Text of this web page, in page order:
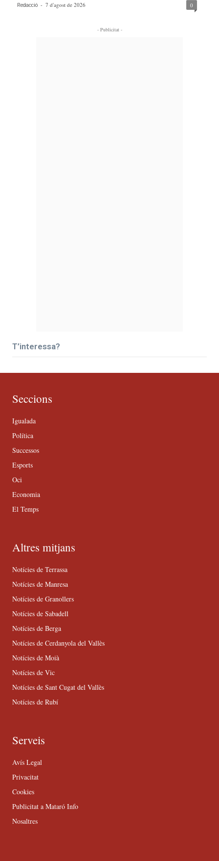
Redacció - 7 d'agost de 2026 0
- Publicitat -
T’interessa?
Seccions
Igualada
Política
Successos
Esports
Oci
Economia
El Temps
Altres mitjans
Notícies de Terrassa
Notícies de Manresa
Notícies de Granollers
Notícies de Sabadell
Notícies de Berga
Notícies de Cerdanyola del Vallès
Notícies de Moià
Notícies de Vic
Notícies de Sant Cugat del Vallès
Notícies de Rubí
Serveis
Avís Legal
Privacitat
Cookies
Publicitat a Mataró Info
Nosaltres